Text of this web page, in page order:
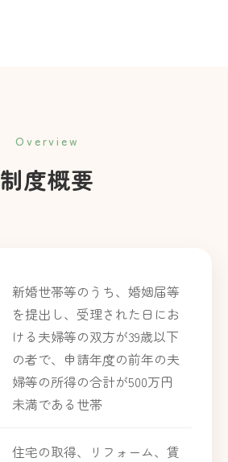
Overview
制度概要
新婚世帯等のうち、婚姻届等
を提出し、受理された日にお
ける夫婦等の双方が39歳以下
の者で、申請年度の前年の夫
婦等の所得の合計が500万円
未満である世帯
住宅の取得、リフォーム、賃